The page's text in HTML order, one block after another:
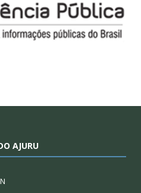
AJURU